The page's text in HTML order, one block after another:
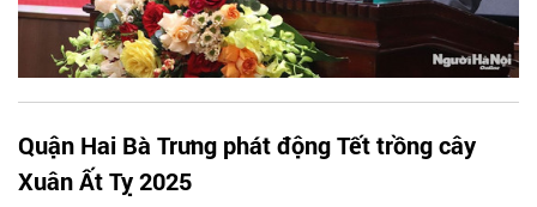
Quận Hai Bà Trưng phát động Tết trồng cây
Xuân Ất Tỵ 2025